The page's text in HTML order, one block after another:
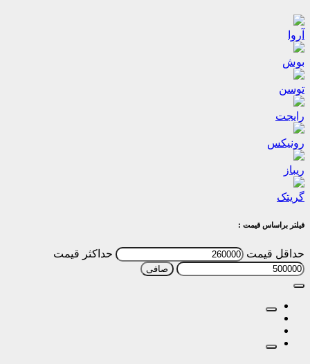
آروا
بوش
توسن
رایجت
رونیکس
ریباز
گریتک
فیلتر براساس قیمت :
حداقل قیمت حداكثر قيمت
صافی